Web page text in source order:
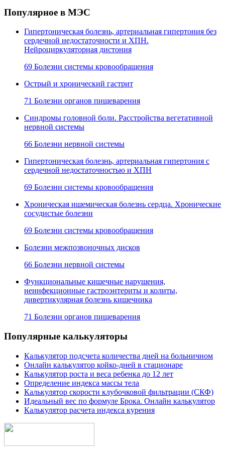
Популярное в МЭС
Гипертоническая болезнь, артериальная гипертония без
сердечной недостаточности и ХПН.
Нейроциркуляторная дистония
69 Болезни системы кровообращения
Острый и хронический гастрит
71 Болезни органов пищеварения
Синдромы головной боли. Расстройства вегетативной
нервной системы
66 Болезни нервной системы
Гипертоническая болезнь, артериальная гипертония с
сердечной недостаточностью и ХПН
69 Болезни системы кровообращения
Хроническая ишемическая болезнь сердца. Хронические
сосудистые болезни
69 Болезни системы кровообращения
Болезни межпозвоночных дисков
66 Болезни нервной системы
Функциональные кишечные нарушения,
неинфекционные гастроэнтериты и колиты,
дивертикулярная болезнь кишечника
71 Болезни органов пищеварения
Популярные калькуляторы
Калькулятор подсчета количества дней на больничном
Онлайн калькулятор койко-дней в стационаре
Калькулятор роста и веса ребенка до 12 лет
Определение индекса массы тела
Калькулятор скорости клубочковой фильтрации (СКФ)
Идеальный вес по формуле Брока. Онлайн калькулятор
Калькулятор расчета индекса курения